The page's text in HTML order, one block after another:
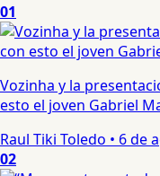
01
Vozinha y la
esto el joven Gabriel
Raul Tiki Toledo • 6 de
02